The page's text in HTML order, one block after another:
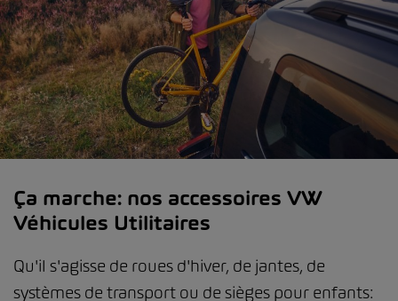
Ça marche: nos accessoires VW
Véhicules Utilitaires
Qu'il s'agisse de roues d'hiver, de jantes, de
systèmes de transport ou de sièges pour enfants: